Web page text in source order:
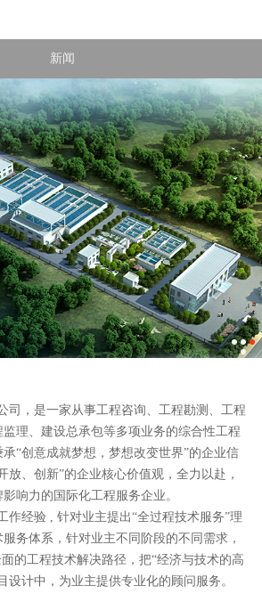
新闻
，是一家从事工程咨询、工程勘测、工程
理、建设总承包等多项业务的综合性工程
“创意成就梦想，梦想改变世界”的企业信
放、创新”的企业核心价值观，全力以赴，
响力的国际化工程服务企业。
经验 , 针对业主提出“全过程技术服务”理
务体系，针对业主不同阶段的不同需求，
的工程技术解决路径，把“经济与技术的高
设计中，为业主提供专业化的顾问服务。